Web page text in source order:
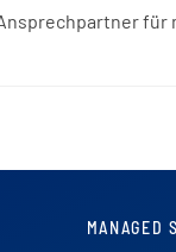
MANAGED